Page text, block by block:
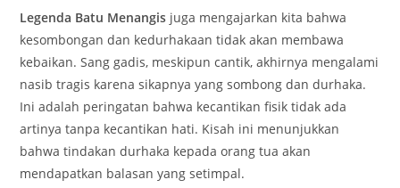
Legenda Batu Menangis juga mengajarkan kita bahwa
kesombongan dan kedurhakaan tidak akan membawa
kebaikan. Sang gadis, meskipun cantik, akhirnya mengalami
nasib tragis karena sikapnya yang sombong dan durhaka.
Ini adalah peringatan bahwa kecantikan fisik tidak ada
artinya tanpa kecantikan hati. Kisah ini menunjukkan
bahwa tindakan durhaka kepada orang tua akan
mendapatkan balasan yang setimpal.